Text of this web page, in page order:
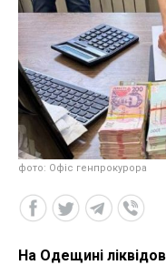
фото: Офіс генпрокурора
На Одещині